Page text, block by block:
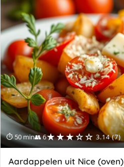
⏱ 50 min👥 6★★★☆☆ 3.14 (7)
Aardappelen uit Nice (oven)